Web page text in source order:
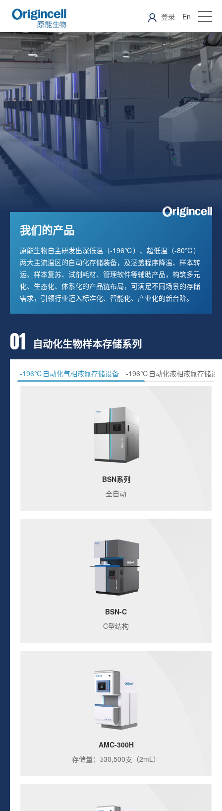
登录 En
我们的产品
原能生物自主研发出深低温（-196℃）、超低温（-80℃）
两大主流温区的自动化存储装备，及涵盖程序降温、样本转
运、样本复苏、试剂耗材、管理软件等辅助产品，构筑多元
化、生态化、体系化的产品链布局，可满足不同场景的存储
需求，引领行业迈入标准化、智能化、产业化的新台阶。
01 自动化生物样本存储系列
-196℃自动化气相液氮存储设备 -196℃自动化液相液氮存储设
BSN系列
全自动
BSN-C
C型结构
AMC-300H
存储量：≥30,500支（2mL）